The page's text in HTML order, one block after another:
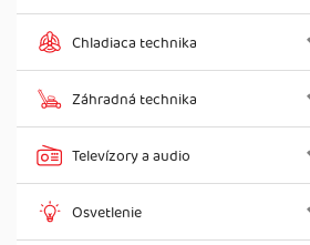
Chladiaca technika
Záhradná technika
Televízory a audio
Osvetlenie